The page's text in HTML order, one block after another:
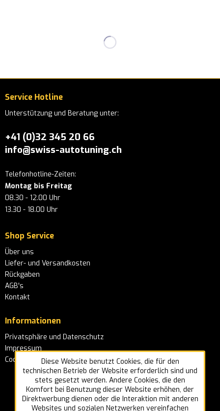
Service Hotline
Unterstützung und Beratung unter:
+41 (0)32 345 20 66
info@swiss-autotuning.ch
Telefonhotline-Zeiten:
Montag bis Freitag
08.30 - 12.00 Uhr
13.30 - 18.00 Uhr
Shop Service
Über uns
Liefer- und Versandkosten
Rückgaben
AGB's
Kontakt
Informationen
Privatsphäre und Datenschutz
Impressum
Cookie-EinstellungenDiese Website benutzt Cookies, die für den
technischen Betrieb der Website erforderlich sind und
stets gesetzt werden. Andere Cookies, die den
Komfort bei Benutzung dieser Website erhöhen, der
Direktwerbung dienen oder die Interaktion mit anderen
Websites und sozialen Netzwerken vereinfachen